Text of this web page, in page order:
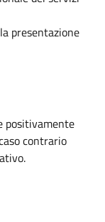
presentazione
positivamente
contrario